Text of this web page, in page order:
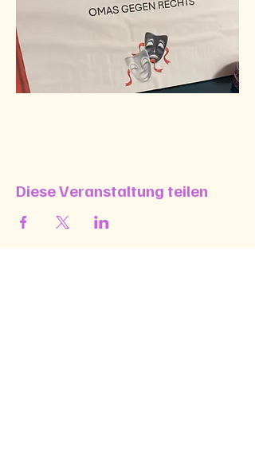
Diese Veranstaltung teilen